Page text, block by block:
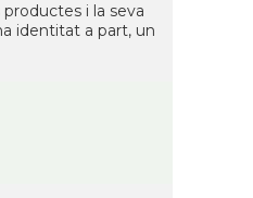
i la seva
identitat a part, un